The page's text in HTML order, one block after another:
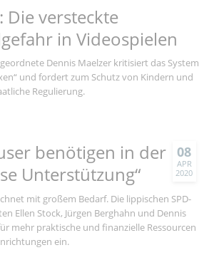
Die versteckte
in Videospielen
Dennis Maelzer kritisiert das System
und fordert zum Schutz von Kindern und
Regulierung.
08
APR
2020
benötigen in der
Unterstützung“
mit großem Bedarf. Die lippischen SPD-
Ellen Stock, Jürgen Berghahn und Dennis
mehr praktische und finanzielle Ressourcen
ein.